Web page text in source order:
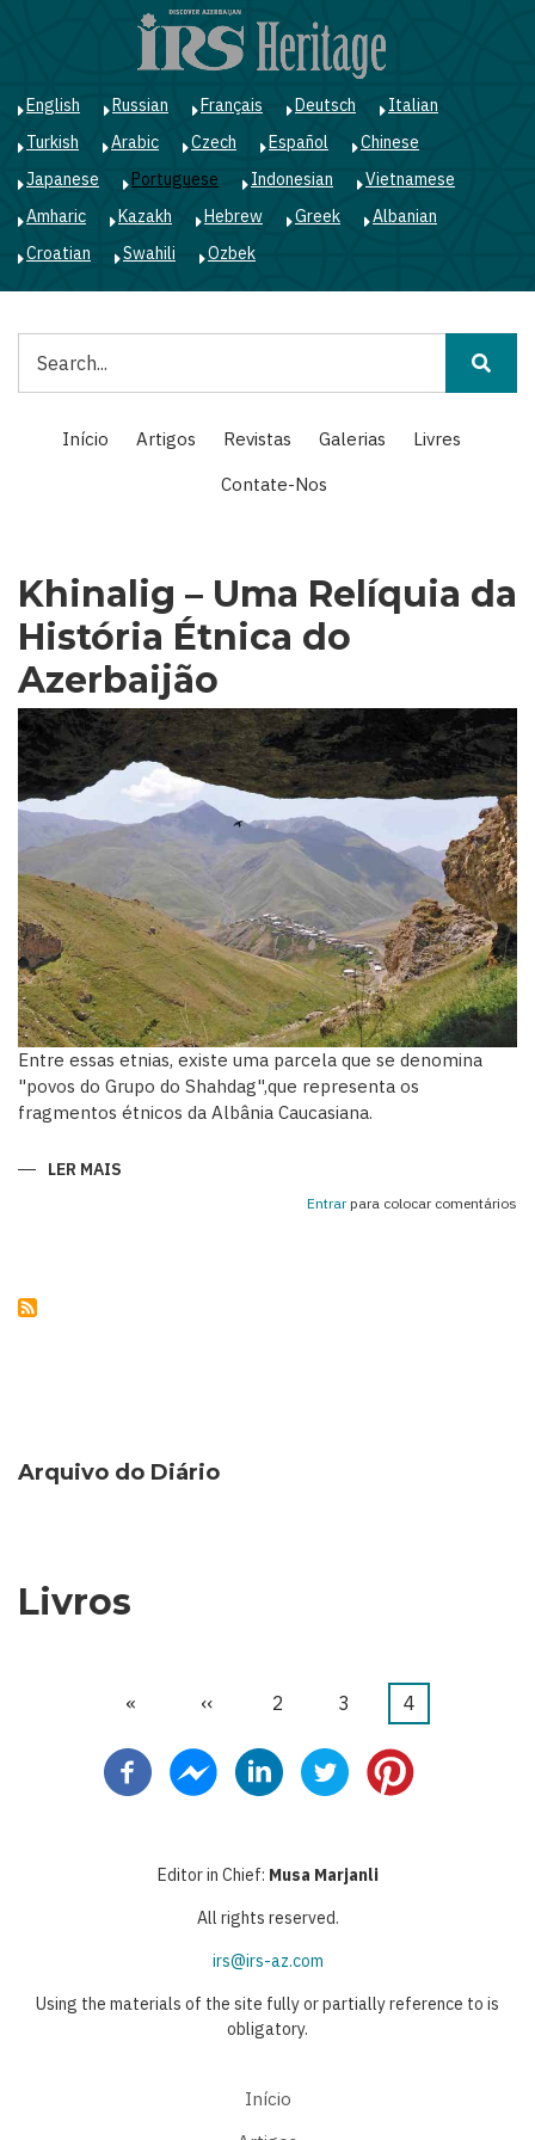
principal
English Russian Français Deutsch
Italian
Turkish
Arabic Czech Español
Chinese
Japanese
Portuguese Indonesian
Vietnamese
Amharic
Kazakh Hebrew Greek
Albanian
Croatian
Swahili Ozbek
Main
navigation
Início Artigos Revistas Galerias
Livres
Contate-Nos
Khinalig – Uma Relíquia da
História Étnica do
Azerbaijão
Entre essas etnias, existe uma parcela que se denomina
"povos do Grupo do Shahdag",que representa os
fragmentos étnicos da Albânia Caucasiana.
LER MAIS
Entrarpara colocar comentários
Arquivo do Diário
Livros
Primeira
«
Página
‹‹ Página
2 Página
3
Página
4
Editor in Chief: Musa Marjanli
All rights reserved.
irs@irs-az.com
Using the materials of the site fully or partially reference to is
obligatory.
Início